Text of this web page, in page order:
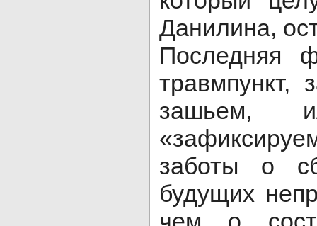
Данилина,
Последняя
травмпункт,
зашьем,
заботы о
будущих